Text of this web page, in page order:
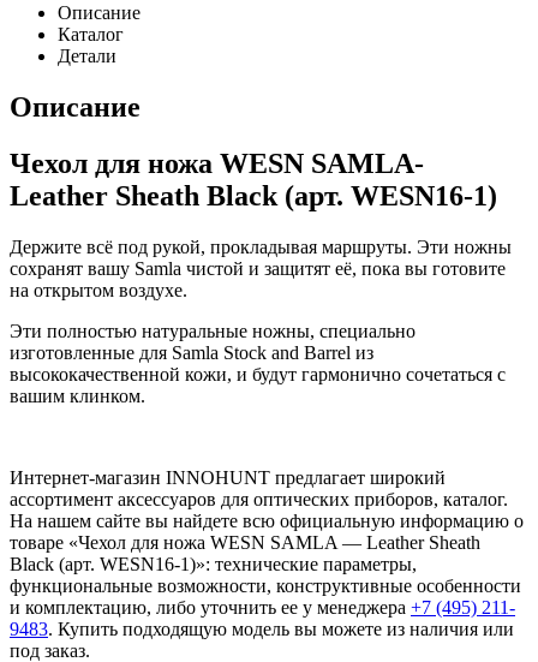
Описание
Каталог
Детали
Описание
Чехол для ножа WESN SAMLA-
Leather Sheath Black (арт. WESN16-1)
Держите всё под рукой, прокладывая маршруты. Эти ножны
сохранят вашу Samla чистой и защитят её, пока вы готовите
на открытом воздухе.
Эти полностью натуральные ножны, специально
изготовленные для Samla Stock and Barrel из
высококачественной кожи, и будут гармонично сочетаться с
вашим клинком.
Интернет-магазин INNOHUNT предлагает широкий
ассортимент аксессуаров для оптических приборов, каталог.
На нашем сайте вы найдете всю официальную информацию о
товаре «Чехол для ножа WESN SAMLA — Leather Sheath
Black (арт. WESN16-1)»: технические параметры,
функциональные возможности, конструктивные особенности
и комплектацию, либо уточнить ее у менеджера +7 (495) 211-
9483. Купить подходящую модель вы можете из наличия или
под заказ.